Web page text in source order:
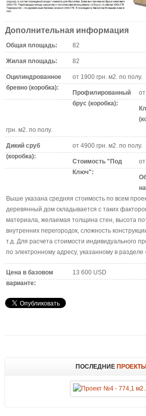
Дополнительная информация
Общая площадь: 82
Жилая площадь: 82
Оцилиндрованное
бревно (коробка):
от 1900 грн. м2. по полу.
Профилированный
брус (коробка):
грн. м2. по полу.
Дикий сруб
(коробка):
от 4900 грн. м2. по полу.
Стоимость "Под
Ключ":
Выше указана средняя стоимость по всем
деревянный дом складывается с таких
материала, желаемая толщина стен, высота
внутренних перегородок, сложность
т.д. Для расчета стоимости индивидуального
по электронному адресу, указанному в разделе
Цена в базовом
варианте:
13 600 USD
ПОСЛЕДНИЕПРОЕКТЫ